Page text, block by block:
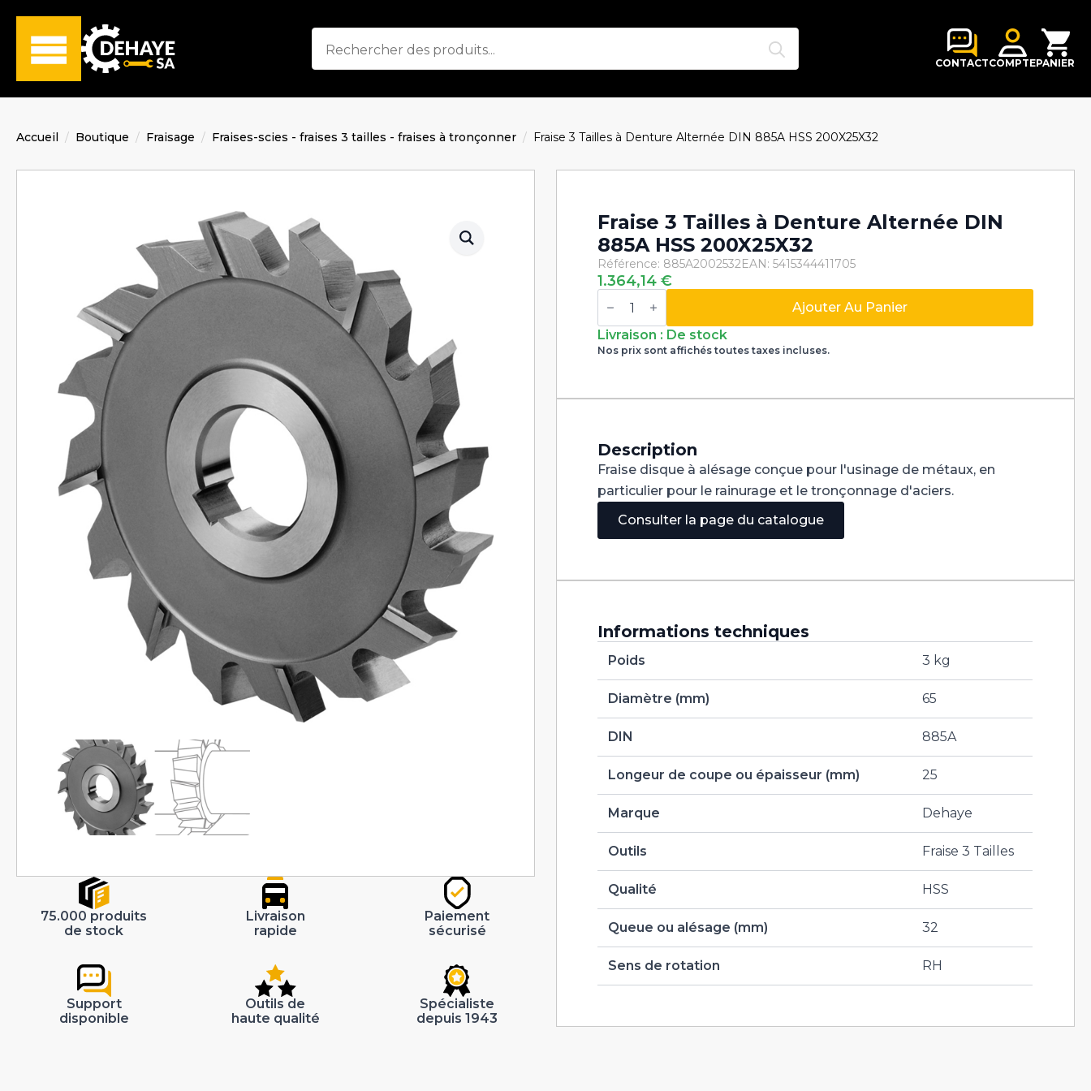
CONTACTCOMPTEPANIER
Accueil Boutique Fraisage Fraises-scies - fraises 3 tailles - fraises à tronçonner Fraise 3 Tailles à Denture Alternée DIN 885A HSS 200X25X32
75.000 produits
de stock
Livraison
rapide
Paiement
sécurisé
Support
disponible
Outils de
haute qualité
Spécialiste
depuis 1943
Fraise 3 Tailles à Denture Alternée DIN
885A HSS 200X25X32
Référence: 885A2002532EAN: 5415344411705
1.364,14€
quantité
de
3
Tailles
à
DIN
Ajouter Au Panier
Livraison : De stock
Nos prix sont affichés toutes taxes incluses.
Description
Fraise disque à alésage conçue pour l'usinage de métaux, en
particulier pour le rainurage et le tronçonnage d'aciers.
Consulter la page du catalogue
Informations techniques
Poids 3 kg
Diamètre (mm) 65
DIN 885A
Longeur de coupe ou épaisseur (mm) 25
Marque Dehaye
Outils Fraise 3 Tailles
Qualité HSS
Queue ou alésage (mm) 32
Sens de rotation RH